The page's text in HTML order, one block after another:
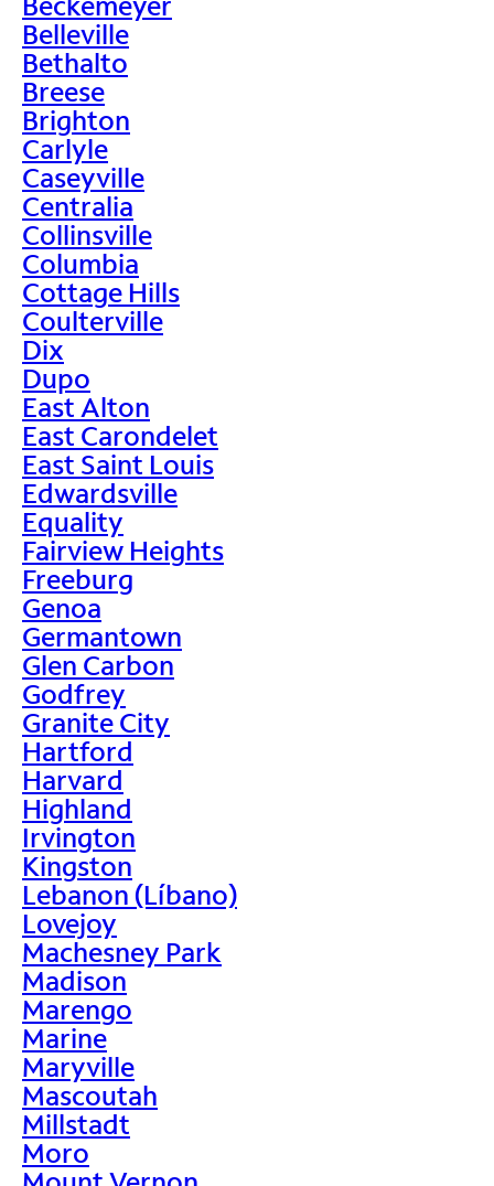
Belleville
Bethalto
Breese
Brighton
Carlyle
Caseyville
Centralia
Collinsville
Columbia
Cottage Hills
Coulterville
Dix
Dupo
East Alton
East Carondelet
East Saint Louis
Edwardsville
Equality
Fairview Heights
Freeburg
Genoa
Germantown
Glen Carbon
Godfrey
Granite City
Hartford
Harvard
Highland
Irvington
Kingston
Lebanon (Líbano)
Lovejoy
Machesney Park
Madison
Marengo
Marine
Maryville
Mascoutah
Millstadt
Moro